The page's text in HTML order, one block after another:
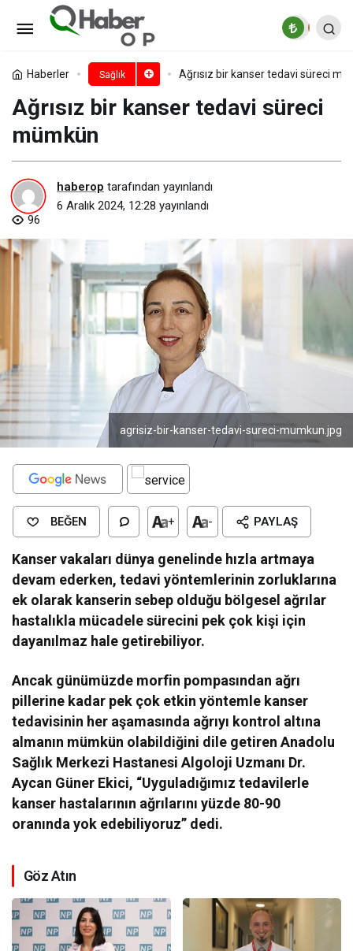
Haberler Sağlık Ağrısız bir kanser tedavi süreci
Ağrısız bir kanser tedavi süreci
mümkün
haberop tarafından yayınlandı
6 Aralık 2024, 12:28 yayınlandı
96
agrisiz-bir-kanser-tedavi-sureci-mumkun.jpg
BEĞEN + - PAYLAŞ
Kanser vakaları dünya genelinde hızla artmaya
devam ederken, tedavi yöntemlerinin zorluklarına
ek olarak kanserin sebep olduğu bölgesel ağrılar
hastalıkla mücadele sürecini pek çok kişi için
dayanılmaz hale getirebiliyor.
Ancak günümüzde morfin pompasından ağrı
pillerine kadar pek çok etkin yöntemle kanser
tedavisinin her aşamasında ağrıyı kontrol altına
almanın mümkün olabildiğini dile getiren Anadolu
Sağlık Merkezi Hastanesi Algoloji Uzmanı Dr.
Aycan Güner Ekici, “Uyguladığımız tedavilerle
kanser hastalarının ağrılarını yüzde 80-90
oranında yok edebiliyoruz” dedi.
Göz Atın
İlaç kullanımında kafein
tüketimine dikkat!
Yorum Yap